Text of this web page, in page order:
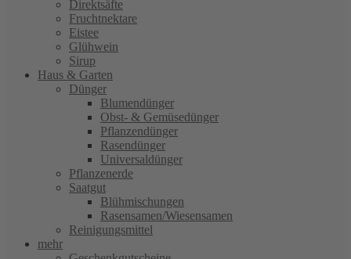
Direktsäfte
Fruchtnektare
Eistee
Glühwein
Sirup
Haus & Garten
Dünger
Blumendünger
Obst- & Gemüsedünger
Pflanzendünger
Rasendünger
Universaldünger
Pflanzenerde
Saatgut
Blühmischungen
Rasensamen/Wiesensamen
Reinigungsmittel
mehr